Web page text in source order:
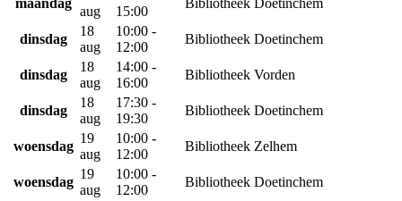
maandag
aug
15:00
Bibliotheek Doetinchem
dinsdag
18
aug
10:00 -
12:00
Bibliotheek Doetinchem
dinsdag
18
aug
14:00 -
16:00
Bibliotheek Vorden
dinsdag
18
aug
17:30 -
19:30
Bibliotheek Doetinchem
woensdag
19
aug
10:00 -
12:00
Bibliotheek Zelhem
woensdag
19
aug
10:00 -
12:00
Bibliotheek Doetinchem